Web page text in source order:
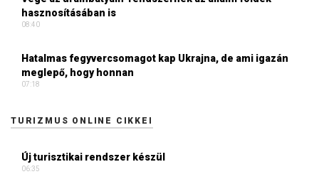
hasznosításában is
08:40
Hatalmas fegyvercsomagot kap Ukrajna, de ami igazán
meglepő, hogy honnan
07:18
TURIZMUS ONLINE CIKKEI
Új turisztikai rendszer készül
06:35